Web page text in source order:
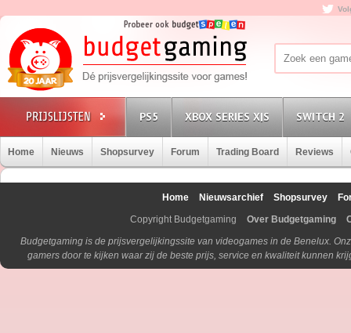
PS5 XBOX SERIES X|S SWITCH 2
Home Nieuws Shopsurvey Forum Trading Board Reviews
Home Nieuwsarchief Shopsurvey
Copyright Budgetgaming
Over Budgetgaming
Budgetgaming is de prijsvergelijkingssite van videogames in de Benelux.
gamers door te kijken waar zij de beste prijs, service en kwaliteit kunnen